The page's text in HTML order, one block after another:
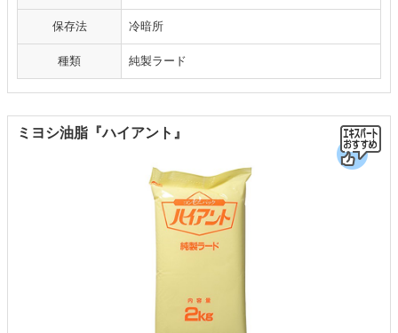
保存法 冷暗所
種類 純製ラード
ミヨシ油脂『ハイアント』